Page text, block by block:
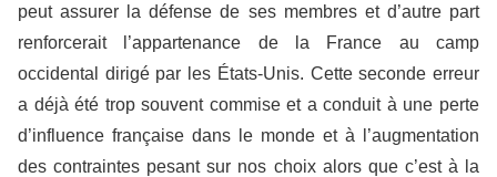
peut assurer la défense de ses membres et d’autre part
renforcerait l’appartenance de la France au camp
occidental dirigé par les États-Unis. Cette seconde erreur
a déjà été trop souvent commise et a conduit à une perte
d’influence française dans le monde et à l’augmentation
des contraintes pesant sur nos choix alors que c’est à la